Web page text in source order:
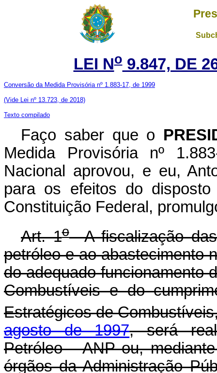
LEI No9.847, DE
Conversão da Medida Provisória nº 1.883-17, de 1999
(Vide Lei nº 13.723, de 2018)
Texto compilado
Faço saber que o
Medida Provisória nº
Nacional aprovou, e eu,
para os efeitos do
Constituição Federal,
Art. 1oA fiscalização das
petróleo e ao abastecimento
do adequado funcionamento
Combustíveis e do
Estratégicos de
agosto de 1997, será
Petróleo - ANP ou,
órgãos da Administração